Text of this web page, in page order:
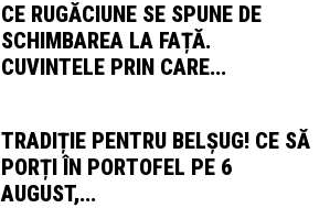
CE RUGĂCIUNE SE SPUNE DE
SCHIMBAREA LA FAȚĂ.
CUVINTELE PRIN CARE...
TRADIȚIE PENTRU BELȘUG! CE SĂ
PORȚI ÎN PORTOFEL PE 6
AUGUST,...